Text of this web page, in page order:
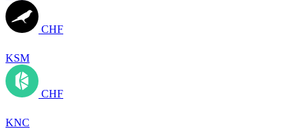
CHF
KSM
CHF
KNC